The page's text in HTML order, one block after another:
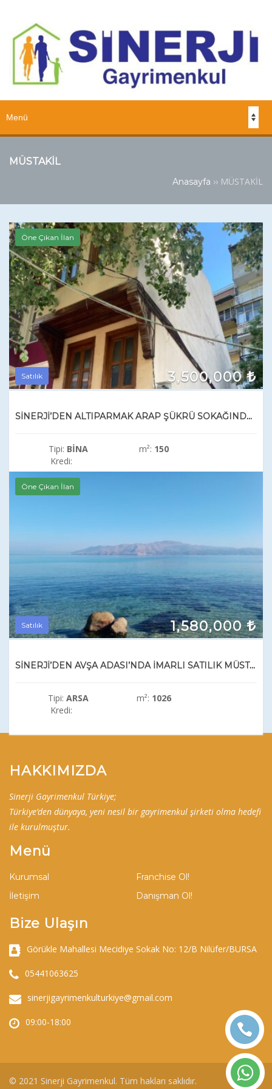
MÜSTAKİL
Anasayfa ›› MÜSTAKİL
Öne Çıkan İlan
3,500,000
Satılık
SİNERJİ’DEN ALTIPARMAK ARAP ŞÜKRÜ SOKAĞINDA KOMPLE SATILIK BİNA
Tipi: BINA m²: 150
Kredi:
Öne Çıkan İlan
1,580,000
Satılık
SİNERJİ’DEN AVŞA ADASI’NDA İMARLI SATILIK MÜSTAKİL ARSA
Tipi:ARSA m²: 1026
Kredi:
HAKKIMIZDA
Sinerji Gayrimenkul Türkiye;
Türkiye’den dünyaya, yeni nesil bir gayrimenkul şirketi olma hedefi
ile kurulmuştur.
Menü
Kurumsal
Franchise Ol!
İletişim
Danışman Ol!
Bize Ulaşın
Görükle Mahallesi Mecidiye Sokak No: 12/B Nilüfer/BURSA
05441063625
sinerjigayrimenkulturkiye@gmail.com
09:00-18:00
© 2021 Sinerji Gayrimenkul. Tüm hakları saklıdır.